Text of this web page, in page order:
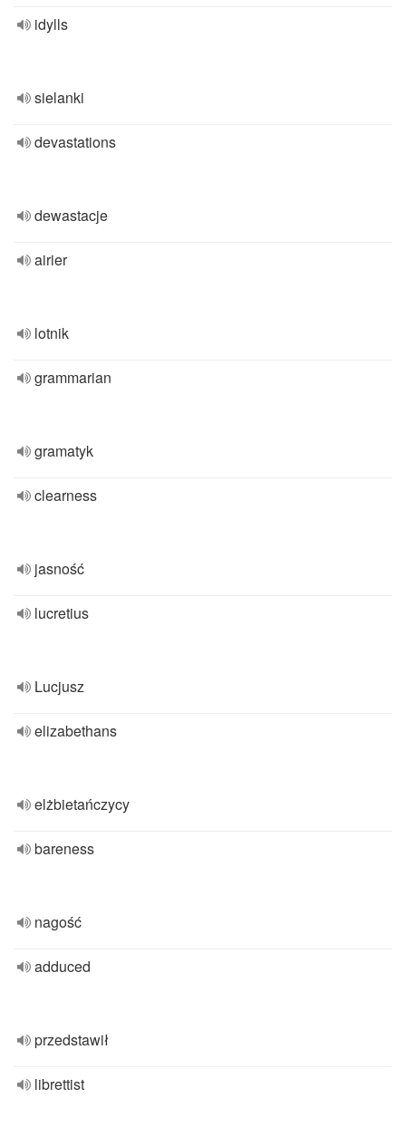
idylls
sielanki
devastations
dewastacje
airier
lotnik
grammarian
gramatyk
clearness
jasność
lucretius
Lucjusz
elizabethans
elżbietańczycy
bareness
nagość
adduced
przedstawił
librettist